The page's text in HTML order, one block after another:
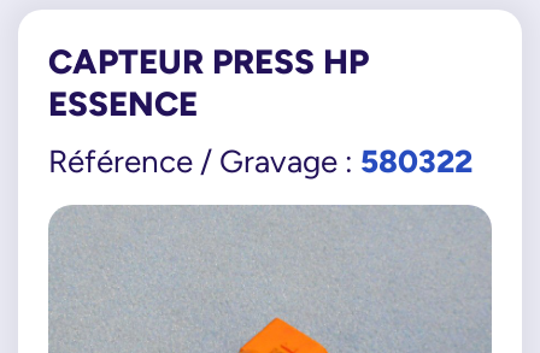
CAPTEUR PRESS HP
ESSENCE
Référence / Gravage : 580322